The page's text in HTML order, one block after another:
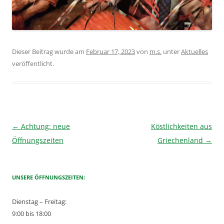
Dieser Beitrag wurde am Februar 17, 2023von m.s. unterAktuelles
veröffentlicht.
Beitragsnavigation
← Achtung: neue
Öffnungszeiten
Köstlichkeiten aus
Griechenland →
UNSERE ÖFFNUNGSZEITEN:
Dienstag – Freitag:
9:00 bis 18:00